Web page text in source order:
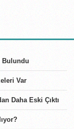
Bulundu
Var
Daha Eski Çıktı